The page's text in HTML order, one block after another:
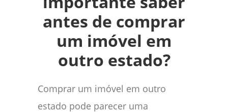
antes de comprar
um imóvel em
outro estado?
Comprar um imóvel em outro
estado pode parecer uma